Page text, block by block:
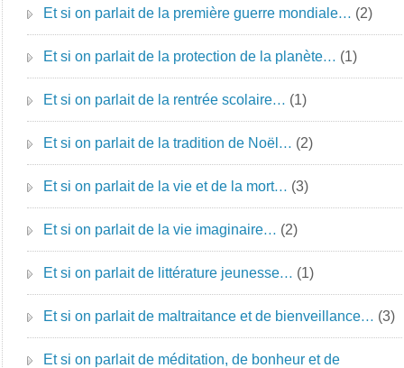
Et si on parlait de la première guerre mondiale… (2)
Et si on parlait de la protection de la planète… (1)
Et si on parlait de la rentrée scolaire… (1)
Et si on parlait de la tradition de Noël… (2)
Et si on parlait de la vie et de la mort… (3)
Et si on parlait de la vie imaginaire… (2)
Et si on parlait de littérature jeunesse… (1)
Et si on parlait de maltraitance et de bienveillance… (3)
Et si on parlait de méditation, de bonheur et de